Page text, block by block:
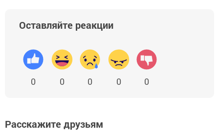
Оставляйте реакции
0 0 0 0 0
Расскажите друзьям